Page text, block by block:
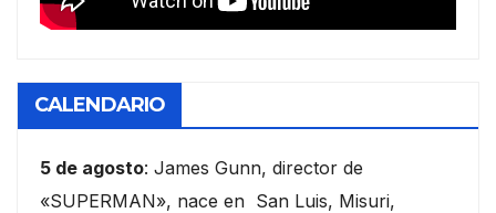
CALENDARIO
5 de agosto: James Gunn, director de
«SUPERMAN», nace en San Luis, Misuri,